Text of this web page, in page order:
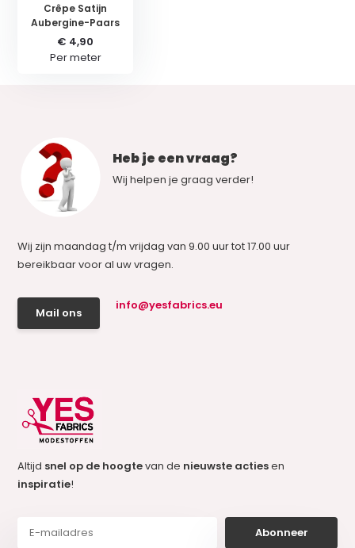
Crêpe Satijn
Aubergine-Paars
€ 4,90
Per meter
Heb je een vraag?
Wij helpen je graag verder!
Wij zijn maandag t/m vrijdag van 9.00 uur tot 17.00 uur
bereikbaar voor al uw vragen.
Mail ons
info@yesfabrics.eu
Altijd snel op de hoogtevan de nieuwste actiesen
inspiratie!
Abonneer